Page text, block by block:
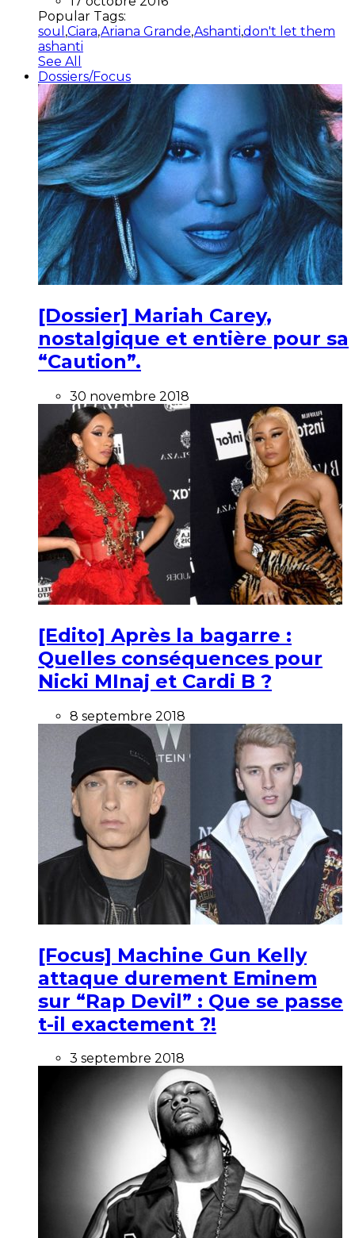
Popular Tags:
soul ,Ciara,Ariana Grande,Ashanti,don't let them
ashanti
See All
Dossiers/Focus
[Dossier] Mariah Carey,
nostalgique et entière pour sa
“Caution”.
30 novembre 2018
[Edito] Après la bagarre :
Quelles conséquences pour
Nicki MInaj et Cardi B ?
8 septembre 2018
[Focus] Machine Gun Kelly
attaque durement Eminem
sur “Rap Devil” : Que se passe
t-il exactement ?!
3 septembre 2018